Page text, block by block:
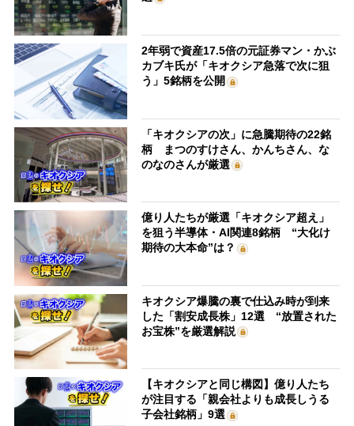
2年弱で資産17.5倍の元証券マン・かぶ
カブキ氏が「キオクシア急落で次に狙
う」5銘柄を公開
「キオクシアの次」に急騰期待の22銘
柄 まつのすけさん、かんちさん、な
のなのさんが厳選
億り人たちが厳選「キオクシア超え」
を狙う半導体・AI関連8銘柄 “大化け
期待の大本命”は？
キオクシア爆騰の裏で仕込み時が到来
した「割安成長株」12選 “放置された
お宝株”を厳選解説
【キオクシアと同じ構図】億り人たち
が注目する「親会社よりも成長しうる
子会社銘柄」9選